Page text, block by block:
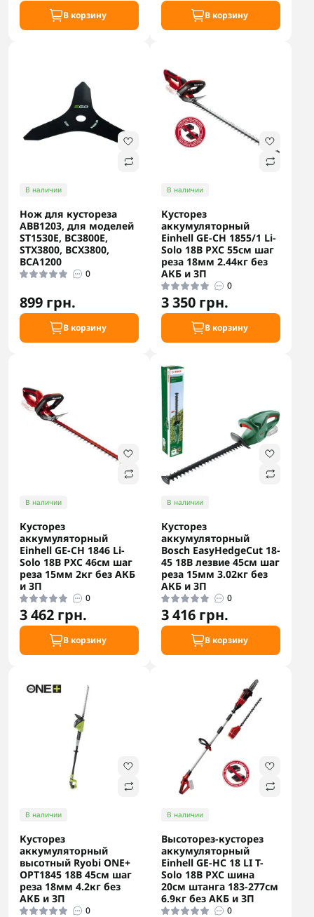
В корзину В корзину
В наличии
Нож для кустореза
ABB1203, для моделей
ST1530E, BC3800E,
STX3800, BCX3800,
BCA1200
0
899 грн.
В корзину
В наличии
Кусторез
аккумуляторный
Einhell GE-CH 1855/1 Li-
Solo 18В PXC 55см шаг
реза 18мм 2.44кг без
АКБ и ЗП
0
3 350 грн.
В корзину
В наличии
Кусторез
аккумуляторный
Einhell GE-CH 1846 Li-
Solo 18В PXC 46см шаг
реза 15мм 2кг без АКБ
и ЗП
0
3 462 грн.
В корзину
В наличии
Кусторез
аккумуляторный
Bosch EasyHedgeCut 18-
45 18В лезвие 45см шаг
реза 15мм 3.02кг без
АКБ и ЗП
0
3 416 грн.
В корзину
В наличии
Кусторез
аккумуляторный
высотный Ryobi ONE+
OPT1845 18В 45см шаг
реза 18мм 4.2кг без
АКБ и ЗП
0
В наличии
Высоторез-кусторез
аккумуляторный
Einhell GE-HC 18 LI T-
Solo 18В PXC шина
20см штанга 183-277см
6.9кг без АКБ и ЗП
0